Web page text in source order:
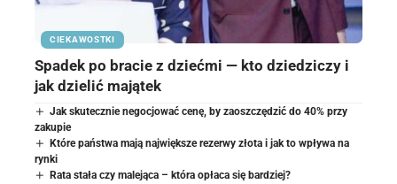
CIEKAWOSTKI
Spadek po bracie z dziećmi — kto dziedziczy i
jak dzielić majątek
Jak skutecznie negocjować cenę, by zaoszczędzić do 40% przy
zakupie
Które państwa mają największe rezerwy złota i jak to wpływa na
rynki
Rata stała czy malejąca – która opłaca się bardziej?